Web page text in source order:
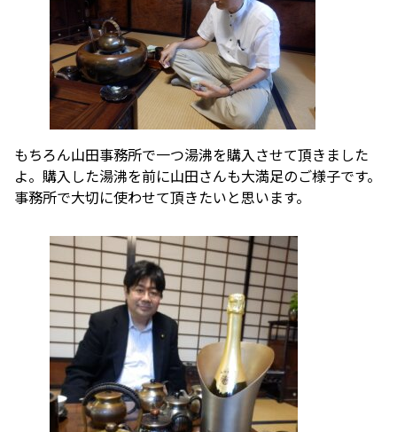
もちろん山田事務所で一つ湯沸を購入させて頂きました
よ。購入した湯沸を前に山田さんも大満足のご様子です。
事務所で大切に使わせて頂きたいと思います。